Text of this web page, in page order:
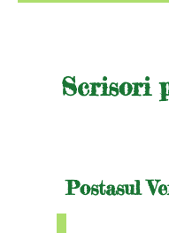
Postasul
Scrisori